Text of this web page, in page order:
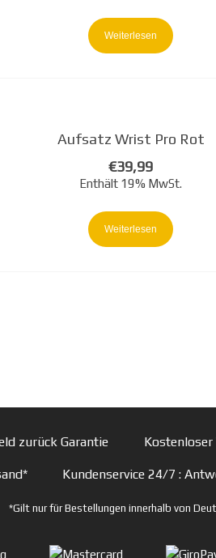
Weiterlesen
Aufsatz Wrist Pro Rot
€39,99
Enthält 19% MwSt.
Weiterlesen
zurück Garantie Kostenloser
Kundenservice 24/7 :
*Gilt nur für Bestellungen innerhalb von